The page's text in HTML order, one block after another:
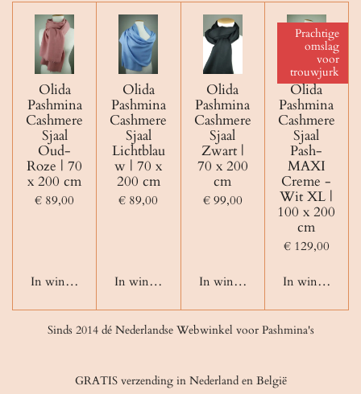
Olida
Pashmina
Cashmere
Sjaal
Oud-
Roze | 70
x 200 cm
€ 89,00
In winkelwagen
Olida
Pashmina
Cashmere
Sjaal
Lichtblau
w | 70 x
200 cm
€ 89,00
In winkelwagen
Olida
Pashmina
Cashmere
Sjaal
Zwart |
70 x 200
cm
€ 99,00
In winkelwagen
Prachtige
omslag
voor
trouwjurk
Olida
Pashmina
Cashmere
Sjaal
Pash-
MAXI
Creme -
Wit XL |
100 x 200
cm
€ 129,00
In
Sinds 2014 dé Nederlandse Webwinkel voor Pashmina's
GRATIS verzending in Nederland en België